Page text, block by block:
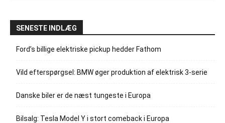
SENESTE INDLÆG
Ford’s billige elektriske pickup hedder Fathom
Vild efterspørgsel: BMW øger produktion af elektrisk 3-serie
Danske biler er de næst tungeste i Europa
Bilsalg: Tesla Model Y i stort comeback i Europa